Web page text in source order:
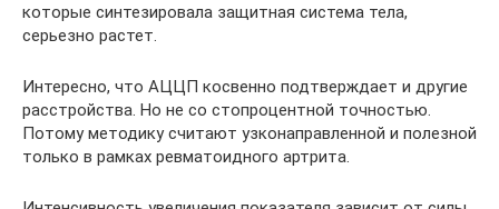
которые синтезировала защитная система тела,
серьезно растет.
Интересно, что АЦЦП косвенно подтверждает и другие
расстройства. Но не со стопроцентной точностью.
Потому методику считают узконаправленной и полезной
только в рамках ревматоидного артрита.